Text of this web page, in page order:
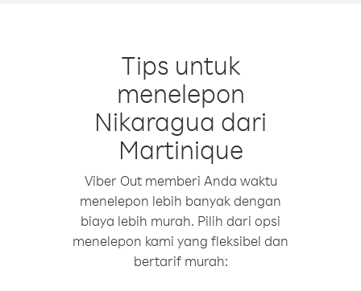
Tips untuk
menelepon
Nikaragua dari
Martinique
Viber Out memberi Anda waktu
menelepon lebih banyak dengan
biaya lebih murah. Pilih dari opsi
menelepon kami yang fleksibel dan
bertarif murah: